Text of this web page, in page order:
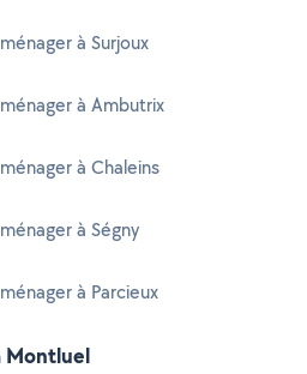
à Surjoux
à Ambutrix
à Chaleins
à Ségny
à Parcieux
Montluel